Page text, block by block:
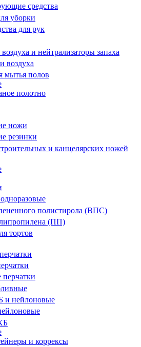
средства
уборки
для рук
и нейтрализаторы запаха
воздуха
мытья полов
полотно
ножи
резинки
и канцелярских ножей
полистирола (ВПС)
(ПП)
тортов
и нейлоновые
и коррексы